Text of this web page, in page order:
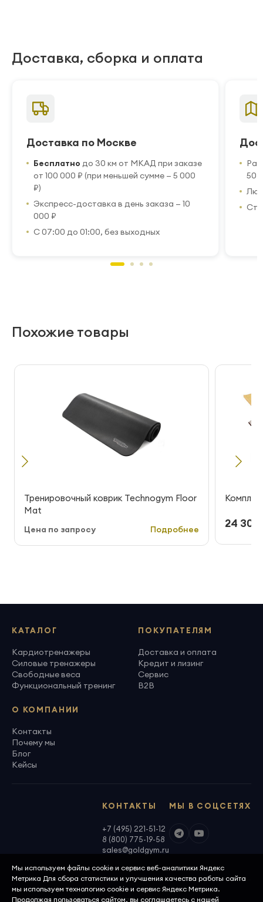
Доставка, сборка и оплата
Доставка по Москве
Бесплатно до 30 км от МКАД при заказе
от 100 000 ₽ (при меньшей сумме — 5 000
₽)
Экспресс-доставка в день заказа — 10
000 ₽
С 07:00 до 01:00, без выходных
50
Похожие товары
Тренировочный коврик Technogym Floor
Mat
Цена по запросу Подробнее 24 300
КАТАЛОГ
Кардиотренажеры
Силовые тренажеры
Свободные веса
Функциональный тренинг
ПОКУПАТЕЛЯМ
Доставка и оплата
Кредит и лизинг
Сервис
B2B
О КОМПАНИИ
Контакты
Почему мы
Блог
Кейсы
МЫ В СОЦСЕТЯХ
КОНТАКТЫ
+7 (495) 221-51-12
8 (800) 775-19-58
sales@goldgym.ru
Мы используем файлы cookie и сервис веб-аналитики Яндекс
Метрика Для сбора статистики и улучшения качества работы сайта
мы используем технологию cookie и сервис Яндекс Метрика.
Продолжая пользоваться сайтом, вы соглашаетесь с нашей